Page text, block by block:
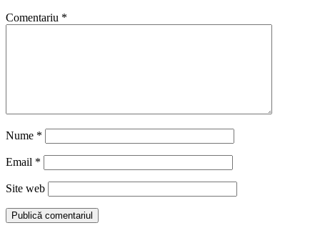
Comentariu *
Nume *
Email *
Site web